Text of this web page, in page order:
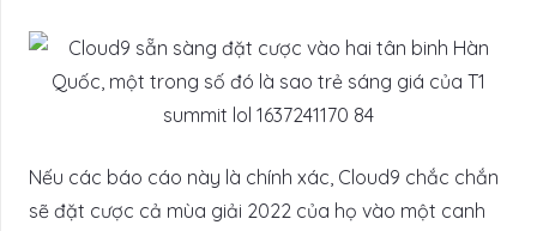
Nếu các báo cáo này là chính xác, Cloud9 chắc chắn
sẽ đặt cược cả mùa giải 2022 của họ vào một canh